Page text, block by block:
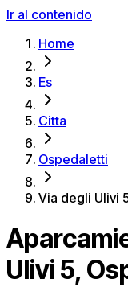
Ir al contenido
Home
Es
Citta
Ospedaletti
Via degli Ulivi
Ulivi 5,